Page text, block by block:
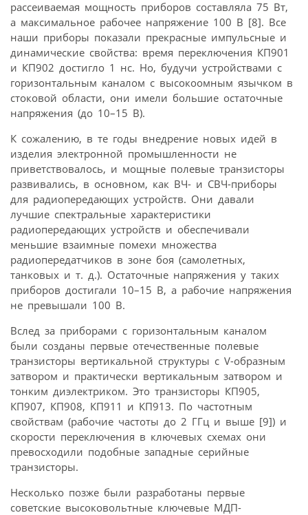
рассеиваемая мощность приборов составляла 75 Вт,
а максимальное рабочее напряжение 100 В [8]. Все
наши приборы показали прекрасные импульсные и
динамические свойства: время переключения КП901
и КП902 достигло 1 нс. Но, будучи устройствами с
горизонтальным каналом с высокоомным язычком в
стоковой области, они имели большие остаточные
напряжения (до 10–15 В).
К сожалению, в те годы внедрение новых идей в
изделия электронной промышленности не
приветствовалось, и мощные полевые транзисторы
развивались, в основном, как ВЧ- и СВЧ-приборы
для радиопередающих устройств. Они давали
лучшие спектральные характеристики
радиопередающих устройств и обеспечивали
меньшие взаимные помехи множества
радиопередатчиков в зоне боя (самолетных,
танковых и т. д.). Остаточные напряжения у таких
приборов достигали 10–15 В, а рабочие напряжения
не превышали 100 В.
Вслед за приборами с горизонтальным каналом
были созданы первые отечественные полевые
транзисторы вертикальной структуры с V-образным
затвором и практически вертикальным затвором и
тонким диэлектриком. Это транзисторы КП905,
КП907, КП908, КП911 и КП913. По частотным
свойствам (рабочие частоты до 2 ГГц и выше [9]) и
скорости переключения в ключевых схемах они
превосходили подобные западные серийные
транзисторы.
Несколько позже были разработаны первые
советские высоковольтные ключевые МДП-